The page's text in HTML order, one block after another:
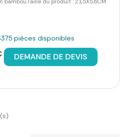
pièces disponibles
DEMANDE DE DEVIS